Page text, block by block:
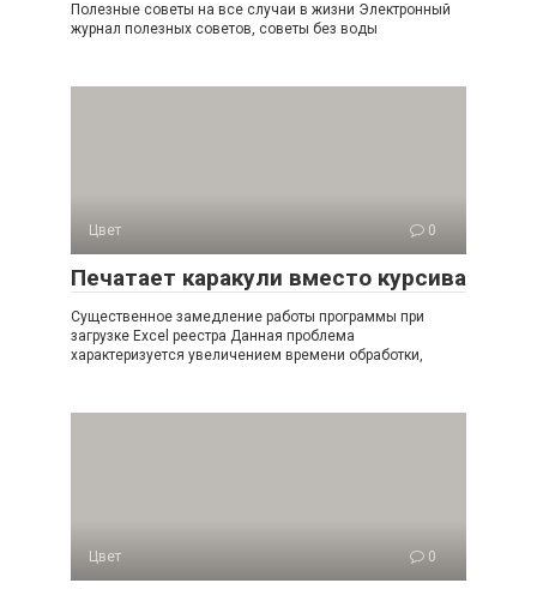
Полезные советы на все случаи в жизни Электронный
журнал полезных советов, советы без воды
Цвет 0
Печатает каракули вместо курсива
Существенное замедление работы программы при
загрузке Excel реестра Данная проблема
характеризуется увеличением времени обработки,
Цвет 0